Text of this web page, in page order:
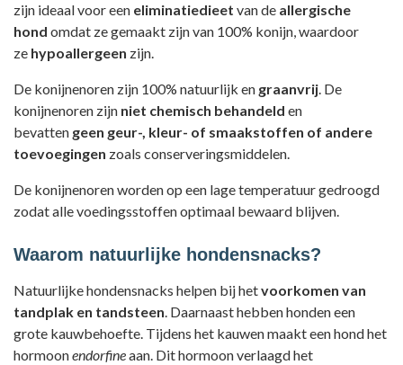
zijn ideaal voor een eliminatiedieet van de allergische
hond omdat ze gemaakt zijn van 100% konijn, waardoor
ze hypoallergeen zijn.
De konijnenoren zijn 100% natuurlijk en graanvrij. De
konijnenoren zijn niet chemisch behandeld en
bevatten geen geur-, kleur- of smaakstoffen of andere
toevoegingen zoals conserveringsmiddelen.
De konijnenoren worden op een lage temperatuur gedroogd
zodat alle voedingsstoffen optimaal bewaard blijven.
Waarom natuurlijke hondensnacks?
Natuurlijke hondensnacks helpen bij hetvoorkomen van
tandplak en tandsteen. Daarnaast hebben honden een
grote kauwbehoefte. Tijdens het kauwen maakt een hond het
hormoonendorfineaan. Dit hormoon verlaagd het